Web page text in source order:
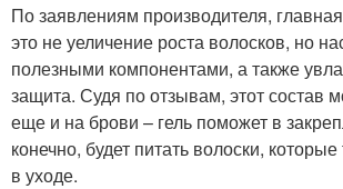
По заявлениям производителя,
это не уеличение роста волосков, но
полезными компонентами, а также
защита. Судя по отзывам, этот состав
еще и на брови – гель поможет в
конечно, будет питать волоски,
в уходе.